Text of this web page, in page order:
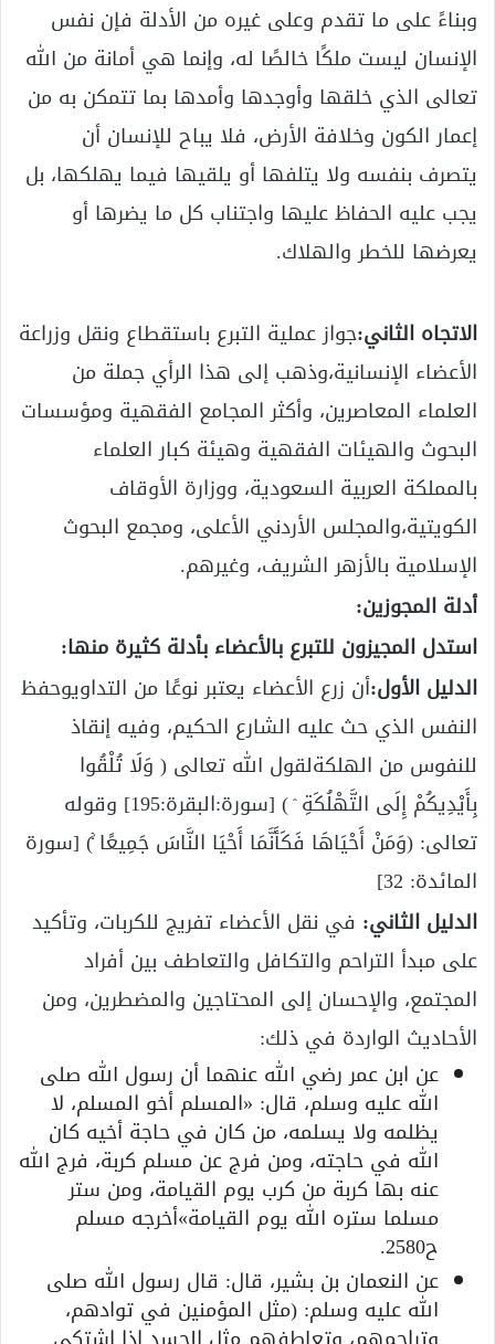
وبناءً على ما تقدم وعلى غيره من الأدلة فإن نفس
الإنسان ليست ملكًا خالصًا له، وإنما هي أمانة من الله
تعالى الذي خلقها وأوجدها وأمدها بما تتمكن به من
إعمار الكون وخلافة الأرض، فلا يباح للإنسان أن
يتصرف بنفسه ولا يتلفها أو يلقيها فيما يهلكها، بل
يجب عليه الحفاظ عليها واجتناب كل ما يضرها أو
يعرضها للخطر والهلاك.
الاتجاه الثاني:جواز عملية التبرع باستقطاع ونقل وزراعة
الأعضاء الإنسانية،وذهب إلى هذا الرأي جملة من
العلماء المعاصرين، وأكثر المجامع الفقهية ومؤسسات
البحوث والهيئات الفقهية وهيئة كبار العلماء
بالمملكة العربية السعودية، ووزارة الأوقاف
الكويتية،والمجلس الأردني الأعلى، ومجمع البحوث
الإسلامية بالأزهر الشريف، وغيرهم.
أدلة المجوزين:
استدل المجيزون للتبرع بالأعضاء بأدلة كثيرة منها:
الدليل الأول:أن زرع الأعضاء يعتبر نوعًا من التداويوحفظ
النفس الذي حث عليه الشارع الحكيم، وفيه إنقاذ
للنفوس من الهلكةلقول الله تعالى ( وَلَا تُلْقُوا
بِأَيْدِيكُمْ إِلَى التَّهْلُكَةِ ۛ ) [سورة:البقرة:195] وقوله
تعالى: (وَمَنْ أَحْيَاهَا فَكَأَنَّمَا أَحْيَا النَّاسَ جَمِيعًا ۚ) [سورة
المائدة: 32]
الدليل الثاني: في نقل الأعضاء تفريج للكربات، وتأكيد
على مبدأ التراحم والتكافل والتعاطف بين أفراد
المجتمع، والإحسان إلى المحتاجين والمضطرين، ومن
الأحاديث الواردة في ذلك:
عن ابن عمر رضي الله عنهما أن رسول الله صلى
الله عليه وسلم، قال: «المسلم أخو المسلم، لا
يظلمه ولا يسلمه، من كان في حاجة أخيه كان
الله في حاجته، ومن فرج عن مسلم كربة، فرج الله
عنه بها كربة من كرب يوم القيامة، ومن ستر
مسلما ستره الله يوم القيامة»أخرجه مسلم
ح2580.
عن النعمان بن بشير، قال: قال رسول الله صلى
الله عليه وسلم: (مثل المؤمنين في توادهم،